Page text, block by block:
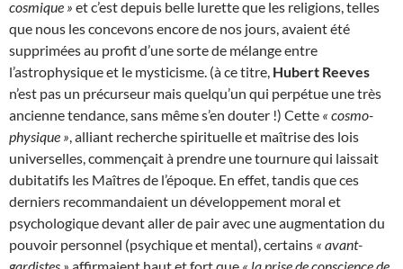
cosmique » et c’est depuis belle lurette que les religions, telles
que nous les concevons encore de nos jours, avaient été
supprimées au profit d’une sorte de mélange entre
l’astrophysique et le mysticisme. (à ce titre, Hubert Reeves
n’est pas un précurseur mais quelqu’un qui perpétue une très
ancienne tendance, sans même s’en douter !) Cette « cosmo-
physique » , alliant recherche spirituelle et maîtrise des lois
universelles, commençait à prendre une tournure qui laissait
dubitatifs les Maîtres de l’époque. En effet, tandis que ces
derniers recommandaient un développement moral et
psychologique devant aller de pair avec une augmentation du
pouvoir personnel (psychique et mental), certains « avant-
gardistes » affirmaient haut et fort que « la prise de conscience de